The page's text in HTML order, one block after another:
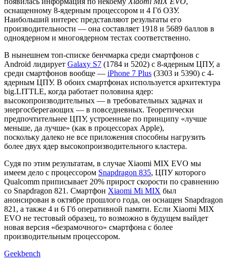
оснащенному 8-ядерным процессором и 4 Гб ОЗУ.
Наибольший интерес представляют результаты его
производительности — она составляет 1918 и 5689 баллов в
одноядерном и многоядерном тестах соответственно.
В нынешнем топ-списке бенчмарка среди смартфонов с
Android лидирует Galaxy S7 (1784 и 5202) с 8-ядерным ЦПУ, а
среди смартфонов вообще — iPhone 7 Plus (3303 и 5390) c 4-
ядерным ЦПУ. В обоих смартфонах используется архитектура
big.LITTLE, когда работает половина ядер:
высокопроизводительных — в требовательных задачах и
энергосберегающих — в повседневных. Теоретически
предпочтительнее ЦПУ, устроенные по принципу «лучше
меньше, да лучше» (как в процессорах Apple),
поскольку далеко не все приложения способны нагрузить
более двух ядер высокопроизводительного кластера.
Судя по этим результатам, в случае Xiaomi MIX EVO мы
имеем дело с процессором Snapdragon 835, ЦПУ которого
Qualcomm приписывает 20% прирост скорости по сравнению
со Snapdragon 821. Смартфон Xiaomi Mi MIX был
анонсирован в октябре прошлого года, он оснащен Snapdragon
821, а также 4 и 6 Гб оперативной памяти. Если Xiaomi MIX
EVO не тестовый образец, то возможно в будущем выйдет
новая версия «безрамочного» смартфона с более
производительным процессором.
Geekbench